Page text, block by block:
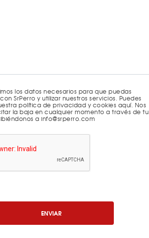
los datos necesarios para que puedas
SrPerro y utilizar nuestros servicios. Puedes
política de privacidad y cookies aquí. Nos
la baja en cualquier momento a través de tu
a info@srperro.com
ENVIAR